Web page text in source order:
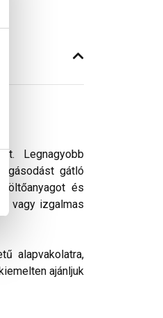
Legnagyobb
gátló
és
vagy izgalmas
alapvakolatra,
ajánljuk